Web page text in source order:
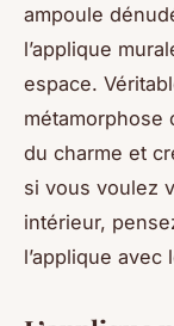
ampoule
l’applique
espace.
métamorphose
du charme et
si vous voulez
intérieur,
l’applique